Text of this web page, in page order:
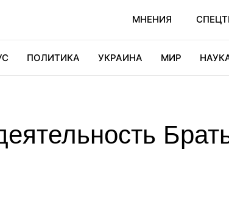
МНЕНИЯ
ПОЛИТИКА УКРАИНА МИР